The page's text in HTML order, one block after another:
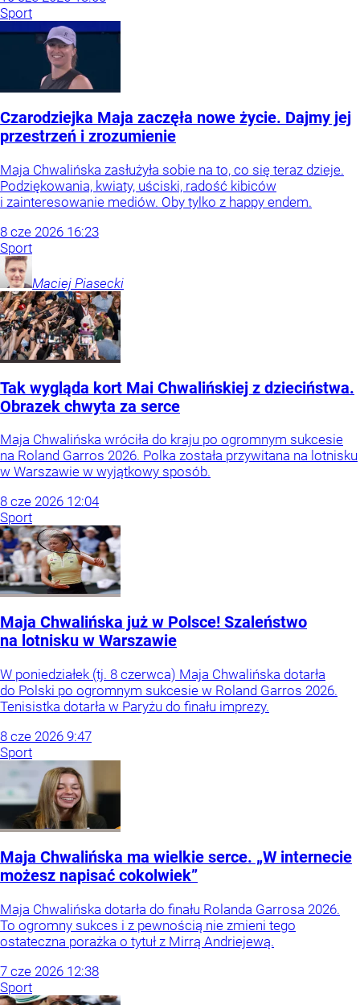
Sport
Czarodziejka Maja zaczęła nowe życie. Dajmy jej
przestrzeń i zrozumienie
Maja Chwalińska zasłużyła sobie na to, co się teraz dzieje.
Podziękowania, kwiaty, uściski, radość kibiców
i zainteresowanie mediów. Oby tylko z happy endem.
8 cze 2026 16:23
Sport
Maciej Piasecki
Tak wygląda kort Mai Chwalińskiej z dzieciństwa.
Obrazek chwyta za serce
Maja Chwalińska wróciła do kraju po ogromnym sukcesie
na Roland Garros 2026. Polka została przywitana na lotnisku
w Warszawie w wyjątkowy sposób.
8 cze 2026 12:04
Sport
Maja Chwalińska już w Polsce! Szaleństwo
na lotnisku w Warszawie
W poniedziałek (tj. 8 czerwca) Maja Chwalińska dotarła
do Polski po ogromnym sukcesie w Roland Garros 2026.
Tenisistka dotarła w Paryżu do finału imprezy.
8 cze 2026 9:47
Sport
Maja Chwalińska ma wielkie serce. „W internecie
możesz napisać cokolwiek”
Maja Chwalińska dotarła do finału Rolanda Garrosa 2026.
To ogromny sukces i z pewnością nie zmieni tego
ostateczna porażka o tytuł z Mirrą Andriejewą.
7 cze 2026 12:38
Sport